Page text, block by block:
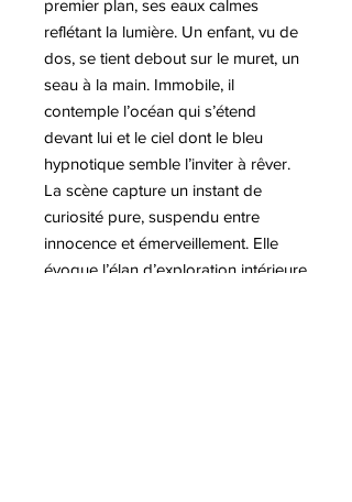
premier plan, ses eaux calmes
reflétant la lumière. Un enfant, vu de
dos, se tient debout sur le muret, un
seau à la main. Immobile, il
contemple l’océan qui s’étend
devant lui et le ciel dont le bleu
hypnotique semble l’inviter à rêver.
La scène capture un instant de
curiosité pure, suspendu entre
innocence et émerveillement. Elle
évoque l’élan d’exploration intérieure